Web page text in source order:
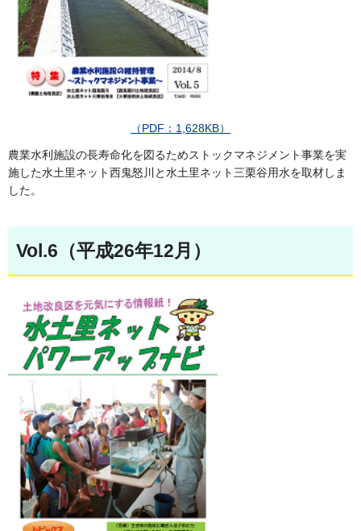
（PDF：1,628KB）
農業水利施設の長寿命化を図るためストックマネジメント事業を実
施した水土里ネット西鬼怒川と水土里ネット三栗谷用水を取材しま
した。
Vol.6（平成26年12月）